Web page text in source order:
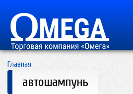
Главная
автошампунь